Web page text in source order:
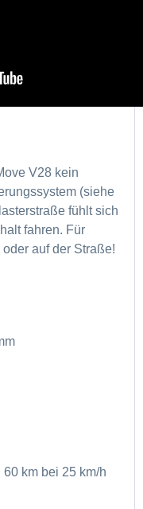
V28 kein
(siehe
fühlt sich
fahren. Für
auf der Straße!
km bei 25 km/h